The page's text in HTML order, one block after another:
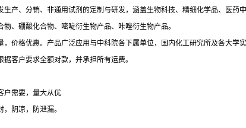
生产、分销、非通用试剂的定制与研发，涵盖生物科技、精细化学品、医药
物、硼酸化合物、嘧啶衍生物产品、咔唑衍生物产品。
价格优惠。产品广泛应用与中科院各下属单位，国内化工研究所及各大学实
客户要求全额对款，并承担所有运费。
户需要，量大从优
阴凉，防泄漏。